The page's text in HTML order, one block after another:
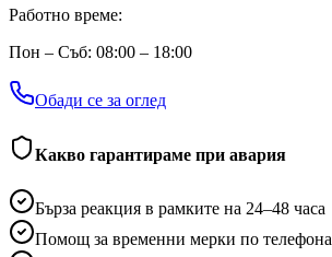
Работно време:
Пон – Съб: 08:00 – 18:00
Обади се за оглед
Какво гарантираме при авария
Бърза реакция в рамките на 24–48 часа
Помощ за временни мерки по телефона